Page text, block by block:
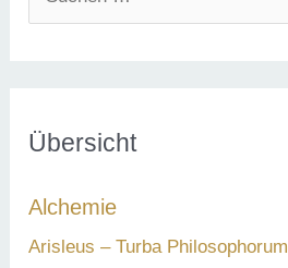
u
e
n
a
Übersicht
Alchemie
Arisleus – Turba Philosophorum